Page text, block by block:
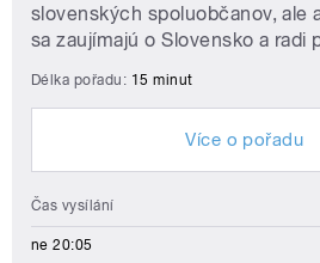
slovenských spoluobčanov, ale
sa zaujímajú o Slovensko a radi
Délka pořadu: 15 minut
Více o pořadu
Čas vysílání
ne 20:05